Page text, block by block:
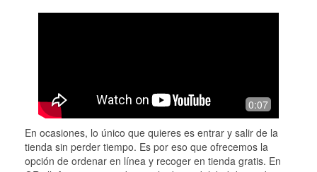
0:07
En ocasiones, lo único que quieres es entrar y salir de la
tienda sin perder tiempo. Es por eso que ofrecemos la
opción de ordenar en línea y recoger en tienda gratis. En